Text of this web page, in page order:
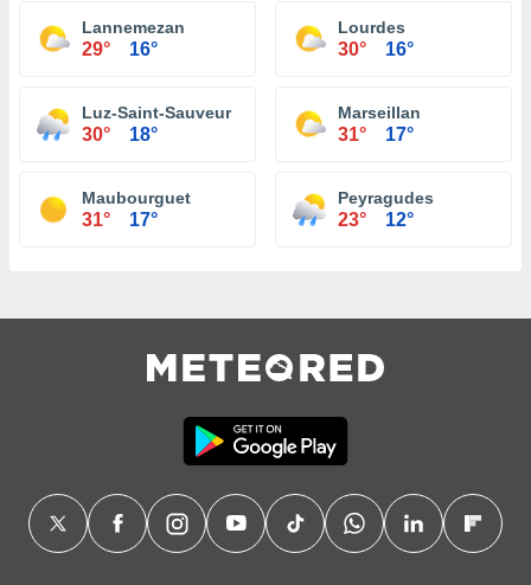
Lannemezan
29° 16°
Lourdes
30° 16°
Luz-Saint-Sauveur
30° 18°
Marseillan
31° 17°
Maubourguet
31° 17°
Peyragudes
23° 12°